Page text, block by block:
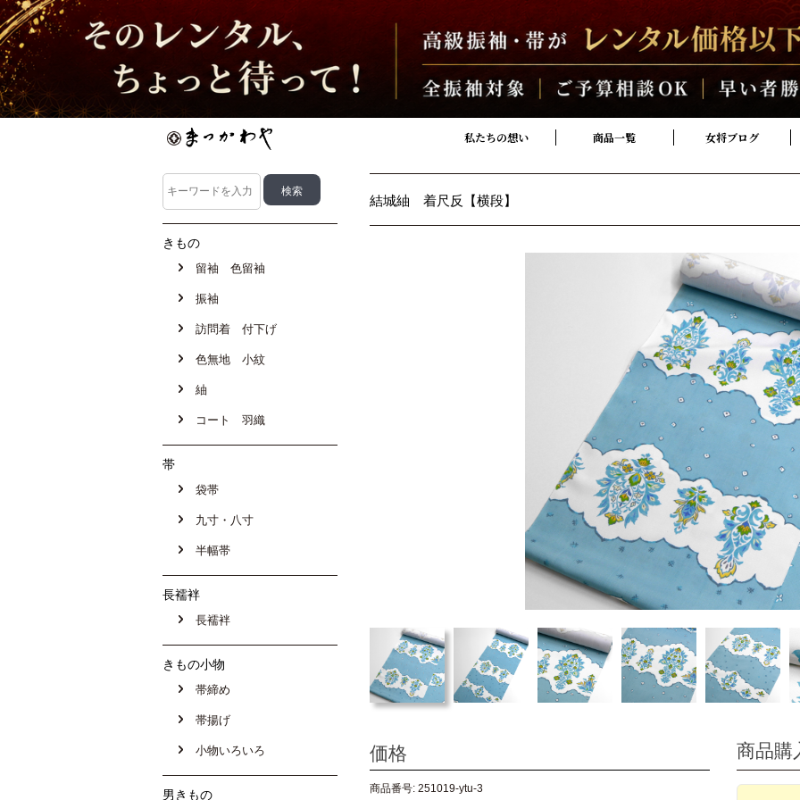
私たちの想い 商品一覧 女将ブログ
きもの
留袖 色留袖
振袖
訪問着 付下げ
色無地 小紋
紬
コート 羽織
帯
袋帯
九寸・八寸
半幅帯
長襦袢
長襦袢
きもの小物
帯締め
帯揚げ
小物いろいろ
男きもの
結城紬 着尺反【横段】
価格
商品番号: 251019-ytu-3
商品購